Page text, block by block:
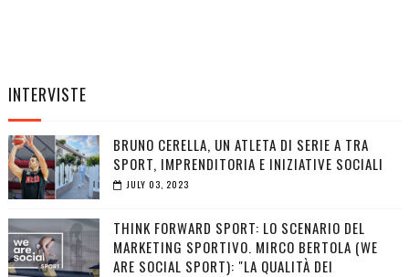
INTERVISTE
BRUNO CERELLA, UN ATLETA DI SERIE A TRA
SPORT, IMPRENDITORIA E INIZIATIVE SOCIALI
JULY 03, 2023
THINK FORWARD SPORT: LO SCENARIO DEL
MARKETING SPORTIVO. MIRCO BERTOLA (WE
ARE SOCIAL SPORT): "LA QUALITÀ DEI